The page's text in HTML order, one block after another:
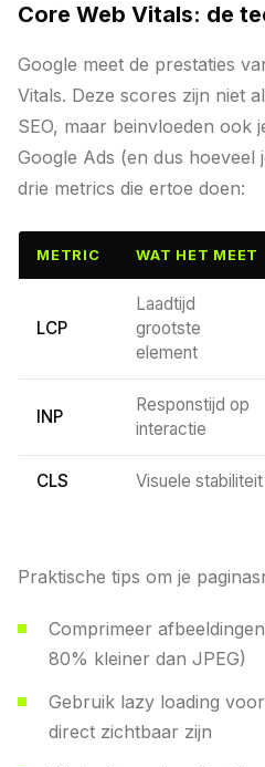
Core Web Vitals: de
Google meet de prestaties
Vitals. Deze scores zijn niet
SEO, maar beinvloeden ook
Google Ads (en dus hoeveel
drie metrics die ertoe doen:
METRIC WAT HET MEET
LCP
Laadtijd
grootste
element
INP
Responstijd op
interactie
CLS Visuele stabiliteit
Praktische tips om je
Comprimeer
80% kleiner dan JPEG)
Gebruik lazy loading
direct zichtbaar zijn